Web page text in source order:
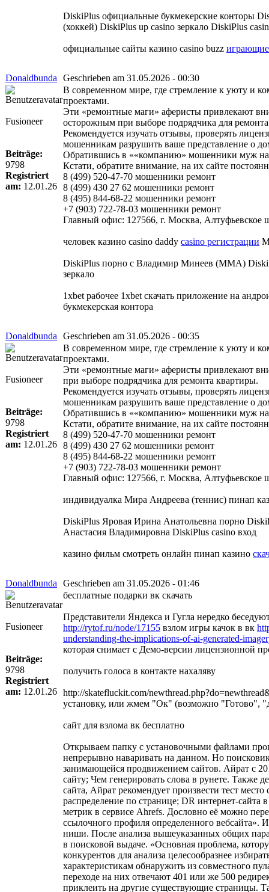
DiskiPlus официальные букмекерские конторы
(хоккей) DiskiPlus up casino зеркало DiskiPlus
официальные сайты казино casino buzz играющие
Donaldbunda Geschrieben am 31.05.2026 - 00:30
Fusioneer
Beiträge:
9798
Registriert
am: 12.01.26
В современном мире, где стремление к уюту и
проектами.
Эти «ремонтные маги» аферисты привлекают
осторожным при выборе подрядчика для
Рекомендуется изучать отзывы, проверять
мошенникам разрушить ваше представление о
Обратившись в ««компанию» мошенники муж на
Кстати, обратите внимание, на их сайте
8 (499) 520-47-70 мошенники ремонт
8 (499) 430 27 62 мошенники ремонт
8 (495) 844-68-22 мошенники ремонт
+7 (903) 722-78-03 мошенники ремонт
Главный офис: 127566, г. Москва, Алтуфьевское
человек казино casino daddy casino регистрации
DiskiPlus порно с Владимир Минеев (ММА)
зеркало
1xbet рабочее 1xbet скачать приложение на
букмекерская контора
Donaldbunda Geschrieben am 31.05.2026 - 00:35
Fusioneer
Beiträge:
9798
Registriert
am: 12.01.26
В современном мире, где стремление к уюту и
проектами.
Эти «ремонтные маги» аферисты привлекают
при выборе подрядчика для ремонта квартиры.
Рекомендуется изучать отзывы, проверять
мошенникам разрушить ваше представление о
Обратившись в ««компанию» мошенники муж на
Кстати, обратите внимание, на их сайте
8 (499) 520-47-70 мошенники ремонт
8 (499) 430 27 62 мошенники ремонт
8 (495) 844-68-22 мошенники ремонт
+7 (903) 722-78-03 мошенники ремонт
Главный офис: 127566, г. Москва, Алтуфьевское
индивидуалка Мира Андреева (теннис) пинап
DiskiPlus Яровая Ирина Анатольевна порно
Анастасия Владимировна DiskiPlus casino вход
казино фильм смотреть онлайн пинап казино
Donaldbunda Geschrieben am 31.05.2026 - 01:46
Fusioneer
Beiträge:
9798
Registriert
am: 12.01.26
бесплатные подарки вк скачать
Представители Яндекса и Гугла нередко
http://rytof.ru/node/17155 взлом игры качок в вк
understanding-the-implications-of-ai-generated-
которая снимает с Демо-версии лицензионной
получить голоса в контакте нахаляву
http://skatefluckit.com/
установку, или жмем "Ок" (возможно "Готово",
сайт для взлома вк бесплатно
Открываем папку с установочными файлами программки и изучаем ее содержимое. Возможно, в ней вы папку crack, тогда раскрываем ее. Вот вполне вероятные варианты, собственно продоставляется отыскать.Платные арендные ссылки. Приобретение линков на конкретный период. Многие вебмастера любят реализовывать пространства под линки на куцее время — для того чтобы непрерывно наваривать на данном. Но поисковики не очень лояльно относятся к ссылкам с маленьким сроком размещения. На одном из недавних вебинаров, которые провел на своем YouTube-канале Михаил Шакин, обсуждалась содержание роста численности ссылающихся доменов на продвигаемый вебсайт. Спикером вебинара был Айрат Рахимзянов — овнер команды, занимающейся продвижением сайтов. Айрат с 2011 года занимается SEO, за он был путь от стажера до владельца собственного SEO-агентства. Собеседники, в количестве прочего, обсудили эти вопросы: Как правильно строить ссылочную массу сайта; Как с работы с ссылками получать более мотивированного трафика из поисковых систем; Сколько дропов можно «клеить» к веб-сайту; Чем генерировать слова в рунете. Также дети побеседовали об аутриче, крауде, про то, что какого-либо применять для 2 значения ссылок и о многом ином про линкбилдинга. Самое интересное и